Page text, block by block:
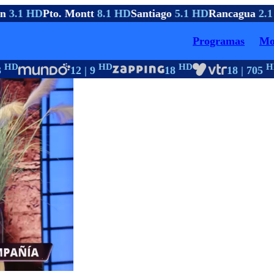
3.1 HDPto. Montt8.1 HDSantiago5.1 HDRancagua2.1
Programas
12 | 9HD 18HD 18 | 705HD